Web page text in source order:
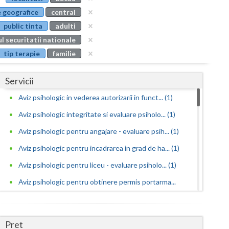
Buzau
Calarasi
Caras-Severin
Dambovita
Dolj
Galati
Giurgiu
geografice
central
public tinta
adulti
securitatii nationale
tip terapie
familie
Servicii
Aviz psihologic in vederea autorizarii in funct... (1)
Aviz psihologic integritate si evaluare psiholo... (1)
Aviz psihologic pentru angajare - evaluare psih... (1)
Aviz psihologic pentru incadrarea in grad de ha... (1)
Aviz psihologic pentru liceu - evaluare psiholo... (1)
Aviz psihologic pentru obtinere permis portarma...
Pret